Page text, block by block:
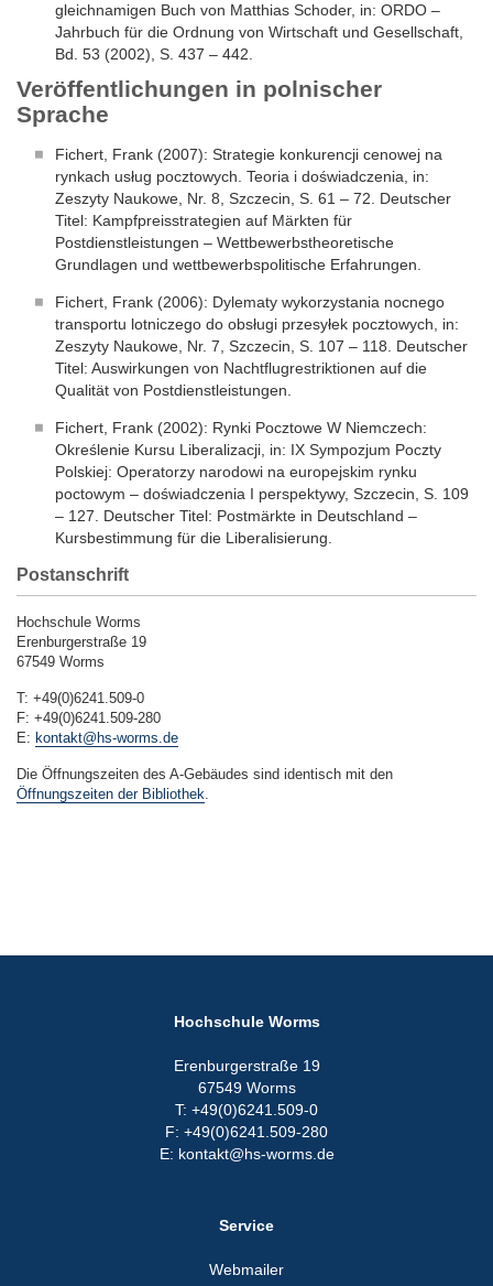
gleichnamigen Buch von Matthias Schoder, in: ORDO –
Jahrbuch für die Ordnung von Wirtschaft und Gesellschaft,
Bd. 53 (2002), S. 437 – 442.
Veröffentlichungen in polnischer
Sprache
Fichert, Frank (2007): Strategie konkurencji cenowej na
rynkach usług pocztowych. Teoria i doświadczenia, in:
Zeszyty Naukowe, Nr. 8, Szczecin, S. 61 – 72. Deutscher
Titel: Kampfpreisstrategien auf Märkten für
Postdienstleistungen – Wettbewerbstheoretische
Grundlagen und wettbewerbspolitische Erfahrungen.
Fichert, Frank (2006): Dylematy wykorzystania nocnego
transportu lotniczego do obsługi przesyłek pocztowych, in:
Zeszyty Naukowe, Nr. 7, Szczecin, S. 107 – 118. Deutscher
Titel: Auswirkungen von Nachtflugrestriktionen auf die
Qualität von Postdienstleistungen.
Fichert, Frank (2002): Rynki Pocztowe W Niemczech:
Określenie Kursu Liberalizacji, in: IX Sympozjum Poczty
Polskiej: Operatorzy narodowi na europejskim rynku
poctowym – doświadczenia I perspektywy, Szczecin, S. 109
– 127. Deutscher Titel: Postmärkte in Deutschland –
Kursbestimmung für die Liberalisierung.
Postanschrift
Hochschule Worms
Erenburgerstraße 19
67549 Worms
T: +49(0)6241.509-0
F: +49(0)6241.509-280
E: kontakt@hs-worms.de
Die Öffnungszeiten des A-Gebäudes sind identisch mit den
Öffnungszeiten der Bibliothek.
Hochschule Worms
Erenburgerstraße 19
67549 Worms
T: +49(0)6241.509-0
F: +49(0)6241.509-280
E: kontakt@hs-worms.de
Service
Webmailer